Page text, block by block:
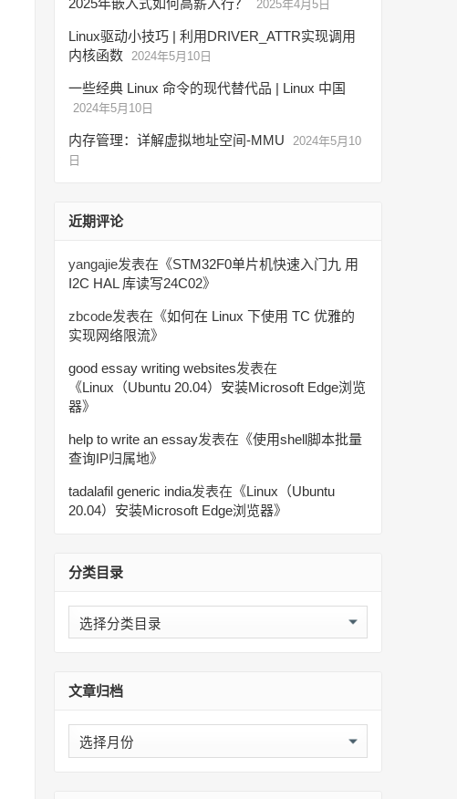
2025年嵌入式如何高薪入行？ 2025年4月5日
Linux驱动小技巧 | 利用DRIVER_ATTR实现调用
内核函数 2024年5月10日
一些经典 Linux 命令的现代替代品 | Linux 中国
2024年5月10日
内存管理：详解虚拟地址空间-MMU
2024年5月10
日
近期评论
yangajie发表在《STM32F0单片机快速入门九 用
I2C HAL 库读写24C02》
zbcode发表在《如何在 Linux 下使用 TC 优雅的
实现网络限流》
good essay writing websites发表在
《Linux（Ubuntu 20.04）安装Microsoft Edge浏览
器》
help to write an essay发表在《使用shell脚本批量
查询IP归属地》
tadalafil generic india发表在《Linux（Ubuntu
20.04）安装Microsoft Edge浏览器》
分类目录
分
类
文章归档
文
章